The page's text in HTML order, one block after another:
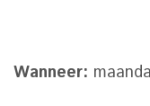
Wanneer: